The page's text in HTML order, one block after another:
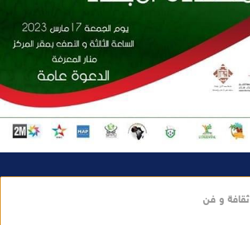
ثقافة و فن